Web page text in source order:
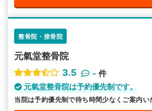
整骨院・接骨院
元氣堂整骨院
3.5
- 件
元氣堂整骨院は予約優先制です。
当院は予約優先制で待ち時間少なくご案内い